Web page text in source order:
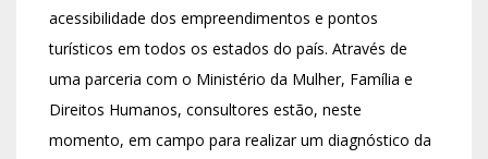
acessibilidade dos empreendimentos e pontos
turísticos em todos os estados do país. Através de
uma parceria com o Ministério da Mulher, Família e
Direitos Humanos, consultores estão, neste
momento, em campo para realizar um diagnóstico da